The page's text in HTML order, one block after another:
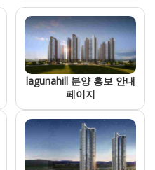
lagunahill 분양 홍보 안내
페이지